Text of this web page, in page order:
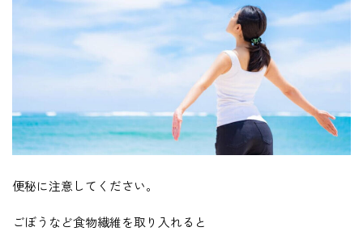
便秘に注意してください。
ごぼうなど食物繊維を取り入れると